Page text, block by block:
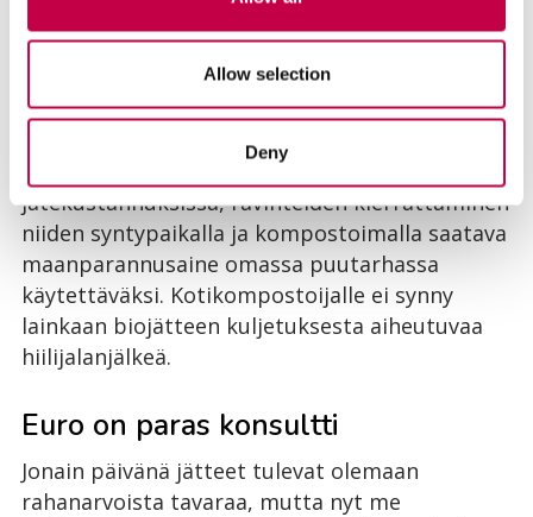
Allow selection
Deny
päähän? Jätteen voisi lajitella jo heti
syntypaikalla erikseen ja kompostoida.
Kotikompostointion ympäristön kannalta
järkevin vaihtoehto käsitellä pientaloasujien
biojätteet. Kompostoinnin etuja ovat säästö
jätekustannuksissa, ravinteiden kierrättäminen
niiden syntypaikalla ja kompostoimalla saatava
maanparannusaine omassa puutarhassa
käytettäväksi. Kotikompostoijalle ei synny
lainkaan biojätteen kuljetuksesta aiheutuvaa
hiilijalanjälkeä.
Euro on paras konsultti
Jonain päivänä jätteet tulevat olemaan
rahanarvoista tavaraa, mutta nyt me